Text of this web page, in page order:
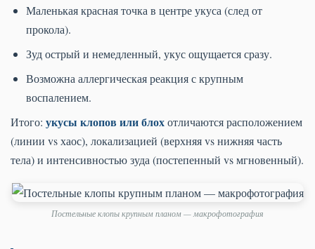
Маленькая красная точка в центре укуса (след от
прокола).
Зуд острый и немедленный, укус ощущается сразу.
Возможна аллергическая реакция с крупным
воспалением.
Итого: укусы клопов или блохотличаются расположением
(линии vs хаос), локализацией (верхняя vs нижняя часть
тела) и интенсивностью зуда (постепенный vs мгновенный).
Постельные клопы крупным планом — макрофотография